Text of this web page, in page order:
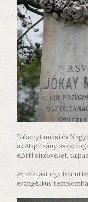
Bakonytamási és
az Alapítvány
előtti sírköveket,
Az avatást egy
evangélikus